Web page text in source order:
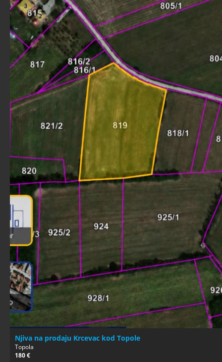
Njiva na prodaju Krcevac kod Topole
Topola
180 €